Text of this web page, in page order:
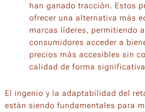
han ganado tracción. Estos
ofrecer una alternativa más
marcas líderes, permitiendo
consumidores acceder a
precios más accesibles sin
calidad de forma
El ingenio y la adaptabilidad del
están siendo fundamentales para